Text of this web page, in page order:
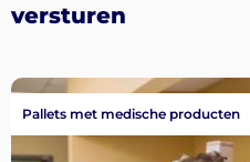
versturen
Pallets met medische producten